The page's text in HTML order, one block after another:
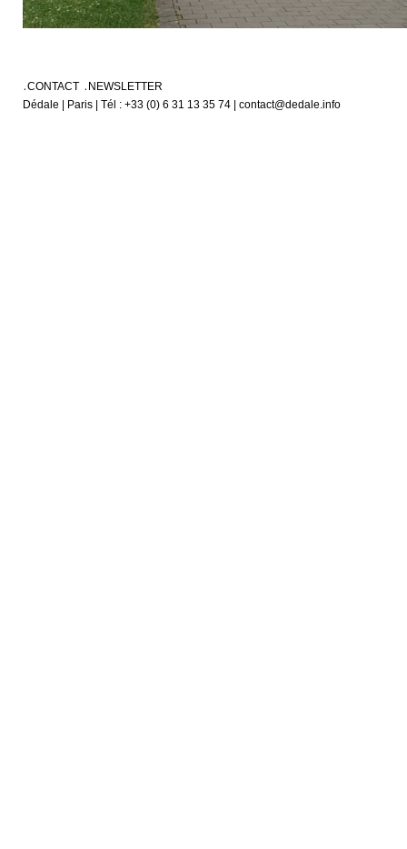
CONTACT
NEWSLETTER
Dédale | Paris | Tél : +33 (0) 6 31 13 35 74 | contact@dedale.info